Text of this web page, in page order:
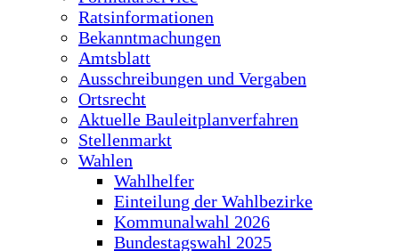
Ratsinformationen
Bekanntmachungen
Amtsblatt
Ausschreibungen und Vergaben
Ortsrecht
Aktuelle Bauleitplanverfahren
Stellenmarkt
Wahlen
Wahlhelfer
Einteilung der Wahlbezirke
Kommunalwahl 2026
Bundestagswahl 2025